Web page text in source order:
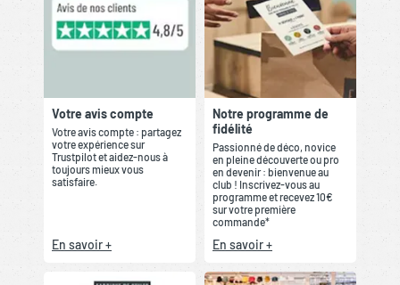
Votre avis compte
Votre avis compte : partagez
votre expérience sur
Trustpilot et aidez-nous à
toujours mieux vous
satisfaire.
En savoir +
Notre programme de
fidélité
Passionné de déco, novice
en pleine découverte ou pro
en devenir : bienvenue au
club ! Inscrivez-vous au
programme et recevez 10€
sur votre première
commande*
En savoir +